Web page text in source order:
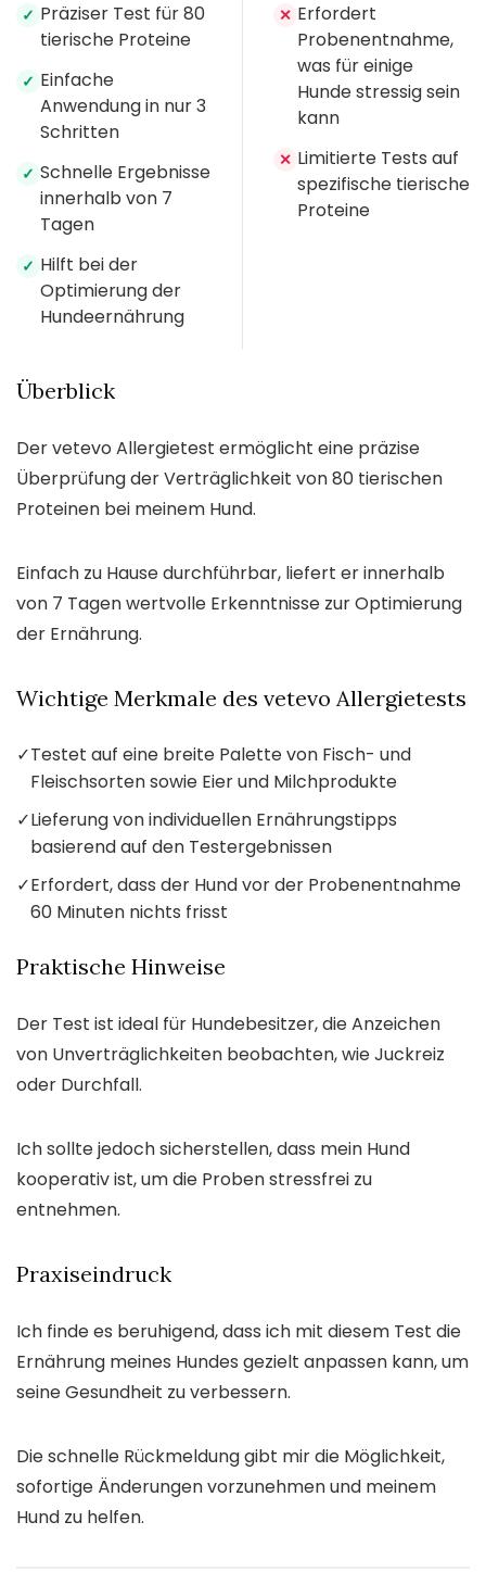
✓ Präziser Test für 80
tierische Proteine
✓ Einfache
Anwendung in nur 3
Schritten
✓ Schnelle Ergebnisse
innerhalb von 7
Tagen
✓ Hilft bei der
Optimierung der
Hundeernährung
✕ Erfordert
Probenentnahme,
was für einige
Hunde stressig sein
kann
✕ Limitierte Tests auf
spezifische tierische
Proteine
Überblick
Der vetevo Allergietest ermöglicht eine präzise
Überprüfung der Verträglichkeit von 80 tierischen
Proteinen bei meinem Hund.
Einfach zu Hause durchführbar, liefert er innerhalb
von 7 Tagen wertvolle Erkenntnisse zur Optimierung
der Ernährung.
Wichtige Merkmale des vetevo Allergietests
✓Testet auf eine breite Palette von Fisch- und
Fleischsorten sowie Eier und Milchprodukte
✓Lieferung von individuellen Ernährungstipps
basierend auf den Testergebnissen
✓Erfordert, dass der Hund vor der Probenentnahme
60 Minuten nichts frisst
Praktische Hinweise
Der Test ist ideal für Hundebesitzer, die Anzeichen
von Unverträglichkeiten beobachten, wie Juckreiz
oder Durchfall.
Ich sollte jedoch sicherstellen, dass mein Hund
kooperativ ist, um die Proben stressfrei zu
entnehmen.
Praxiseindruck
Ich finde es beruhigend, dass ich mit diesem Test die
Ernährung meines Hundes gezielt anpassen kann, um
seine Gesundheit zu verbessern.
Die schnelle Rückmeldung gibt mir die Möglichkeit,
sofortige Änderungen vorzunehmen und meinem
Hund zu helfen.